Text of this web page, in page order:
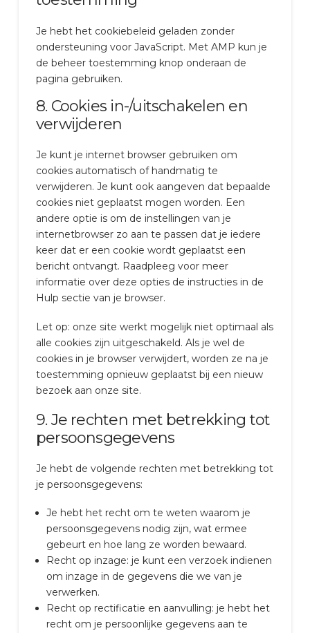
Je hebt het cookiebeleid geladen zonder
ondersteuning voor JavaScript. Met AMP kun je
de beheer toestemming knop onderaan de
pagina gebruiken.
8. Cookies in-/uitschakelen en
verwijderen
Je kunt je internet browser gebruiken om
cookies automatisch of handmatig te
verwijderen. Je kunt ook aangeven dat bepaalde
cookies niet geplaatst mogen worden. Een
andere optie is om de instellingen van je
internetbrowser zo aan te passen dat je iedere
keer dat er een cookie wordt geplaatst een
bericht ontvangt. Raadpleeg voor meer
informatie over deze opties de instructies in de
Hulp sectie van je browser.
Let op: onze site werkt mogelijk niet optimaal als
alle cookies zijn uitgeschakeld. Als je wel de
cookies in je browser verwijdert, worden ze na je
toestemming opnieuw geplaatst bij een nieuw
bezoek aan onze site.
9. Je rechten met betrekking tot
persoonsgegevens
Je hebt de volgende rechten met betrekking tot
je persoonsgegevens:
Je hebt het recht om te weten waarom je
persoonsgegevens nodig zijn, wat ermee
gebeurt en hoe lang ze worden bewaard.
Recht op inzage: je kunt een verzoek indienen
om inzage in de gegevens die we van je
verwerken.
Recht op rectificatie en aanvulling: je hebt het
recht om je persoonlijke gegevens aan te